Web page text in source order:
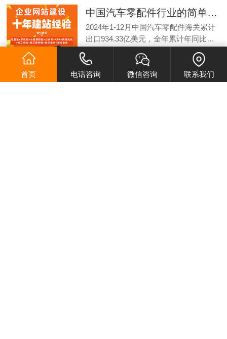
中国汽车零配件行业的简单分析
2024年1-12月中国汽车零配件海关累计
出口934.33亿美元，全年累计年同比…
时间：2025-10-23
不同国家汽配产品的需求
首页 电话咨询 微信咨询 联系我们